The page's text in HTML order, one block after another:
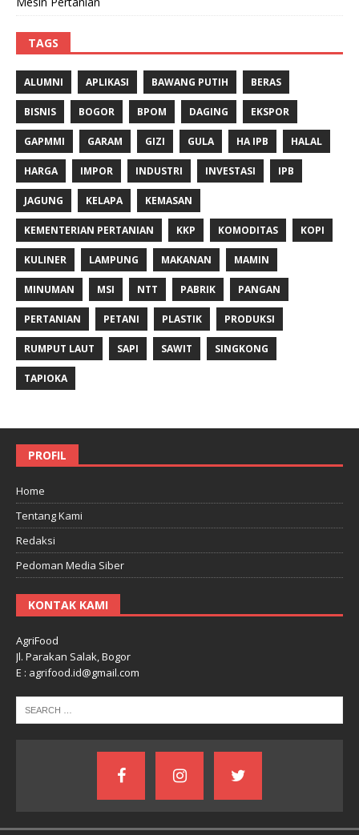
TAGS
ALUMNI APLIKASI BAWANG PUTIH BERAS
BISNIS BOGOR BPOM DAGING EKSPOR
GAPMMI GARAM GIZI GULA HA IPB HALAL
HARGA IMPOR INDUSTRI INVESTASI IPB
JAGUNG KELAPA KEMASAN
KEMENTERIAN PERTANIAN KKP KOMODITAS KOPI
KULINER LAMPUNG MAKANAN MAMIN
MINUMAN MSI NTT PABRIK PANGAN
PERTANIAN PETANI PLASTIK PRODUKSI
RUMPUT LAUT SAPI SAWIT SINGKONG
TAPIOKA
PROFIL
Home
Tentang Kami
Redaksi
Pedoman Media Siber
KONTAK KAMI
AgriFood
Jl. Parakan Salak, Bogor
E : agrifood.id@gmail.com